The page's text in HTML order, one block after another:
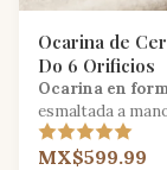
Ocarina de
Do 6 Orificios
Ocarina en
esmaltada a
seguro e
MX$599.99